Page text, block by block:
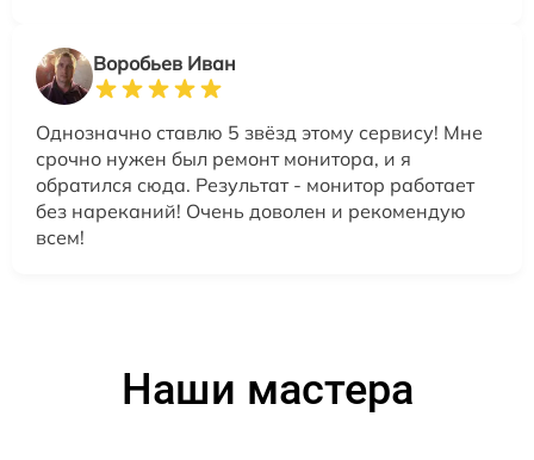
Воробьев Иван
Однозначно ставлю 5 звёзд этому сервису! Мне
срочно нужен был ремонт монитора, и я
обратился сюда. Результат - монитор работает
без нареканий! Очень доволен и рекомендую
всем!
Наши мастера